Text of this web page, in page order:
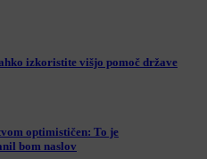
izkoristite višjo pomoč države
optimističen: To je
bom naslov